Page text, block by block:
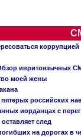
коррупцией
ивритоязычных
моей жены
российских
иорданцах с
след
на дорогах в